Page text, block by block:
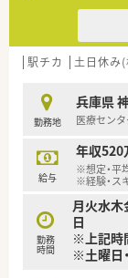
てやさし
■調剤事業
掛けており
■薬剤師や
【求人情報
■正社員と
キルを考
■年間休日
でプライ
■年に1回
の頑張り
【想定され
■精神科や
駅チカ 土日休み
勤務地
兵庫県
医療セン
給与
年収520
※想定・平
※経験・ス
勤務
時間
月火水木
日 13
※上記時
※土曜日